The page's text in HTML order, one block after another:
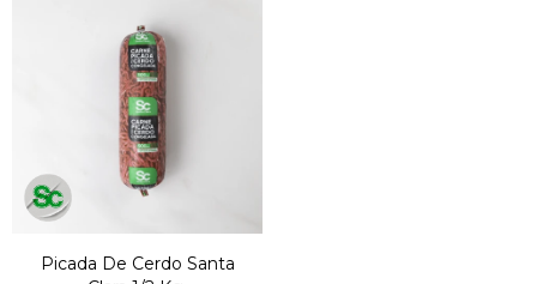
Picada De Cerdo Santa